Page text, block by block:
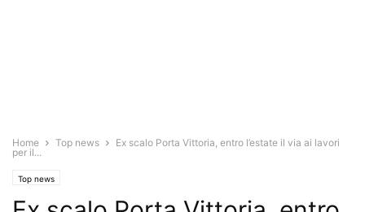
Home Top news
Ex scalo Porta Vittoria, entro l’estate il via ai lavori
per il...
Top news